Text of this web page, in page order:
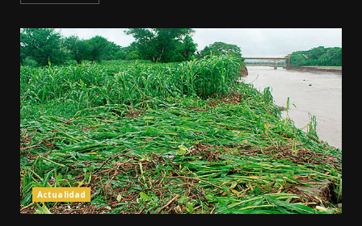
Actualidad